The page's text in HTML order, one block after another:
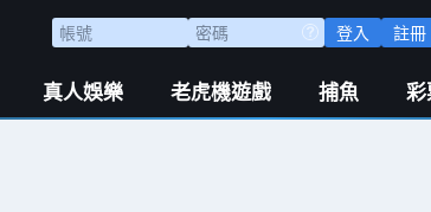
登入 註冊
真人娛樂 老虎機遊戲 捕魚 彩